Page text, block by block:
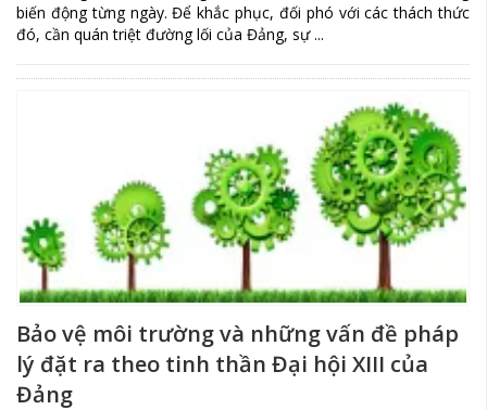
biến động từng ngày. Để khắc phục, đối phó với các thách thức
đó, cần quán triệt đường lối của Đảng, sự ...
Bảo vệ môi trường và những vấn đề pháp
lý đặt ra theo tinh thần Đại hội XIII của
Đảng